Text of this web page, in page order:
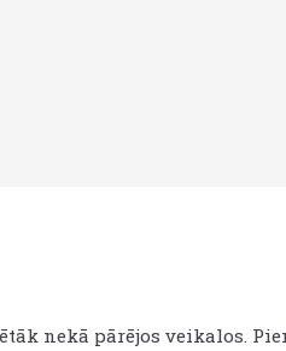
nekā pārējos veikalos.